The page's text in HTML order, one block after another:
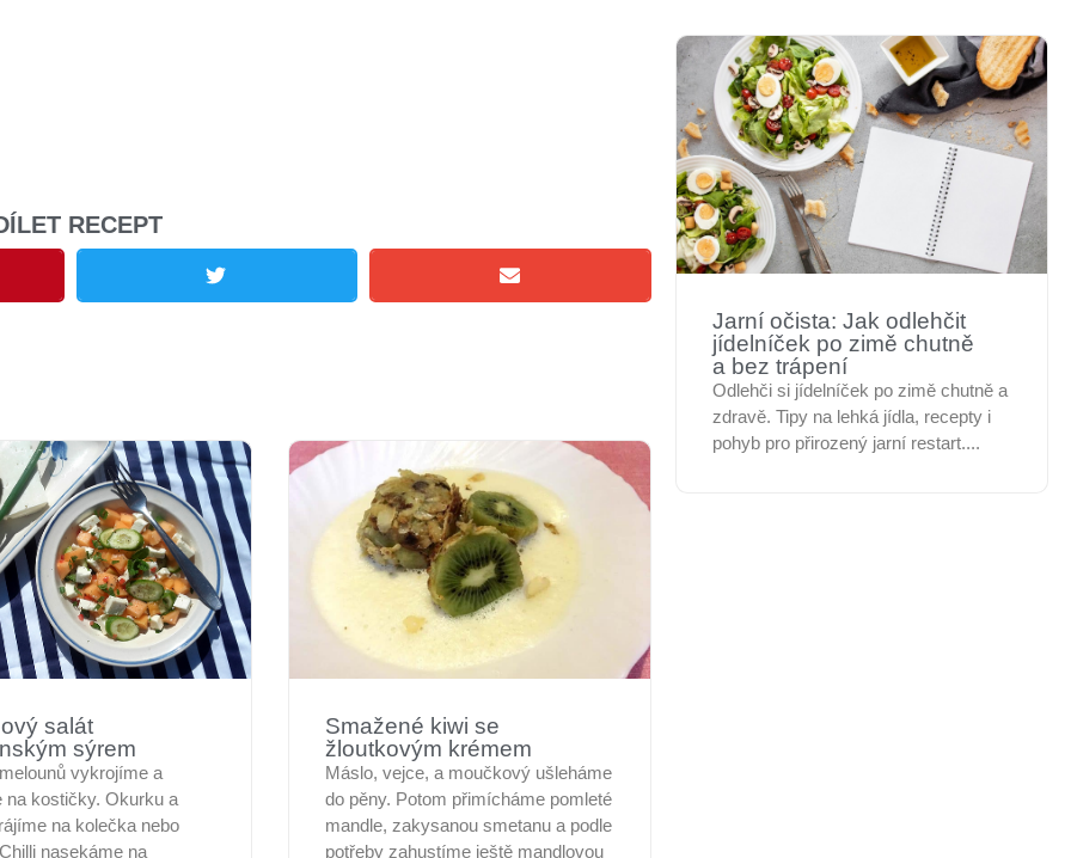
RECEPT
salát
sýrem
vykrojíme a
na kostičky. Okurku a
na kolečka nebo
nasekáme na
Smažené kiwi se
žloutkovým krémem
Máslo, vejce, a moučkový ušleháme
do pěny. Potom přimícháme pomleté
mandle, zakysanou smetanu a podle
potřeby zahustíme ještě mandlovou
Jarní očista: Jak odlehčit
jídelníček po zimě chutně
a bez trápení
Odlehči si jídelníček po zimě chutně a
zdravě. Tipy na lehká jídla, recepty i
pohyb pro přirozený jarní restart....